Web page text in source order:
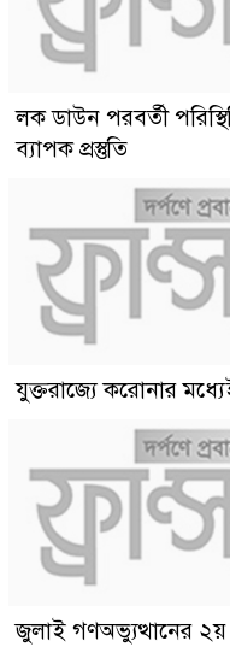
লক ডাউন পরবর্তী
ব্যাপক প্রস্তুতি
যুক্তরাজ্যে করোনার
জুলাই গণঅভ্যুত্থানের ২য়